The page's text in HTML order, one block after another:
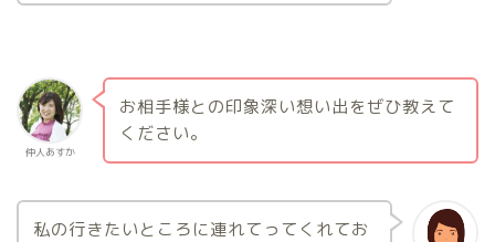
仲人あすか
お相手様との印象深い想い出をぜひ教えて
ください。
私の行きたいところに連れてってくれてお